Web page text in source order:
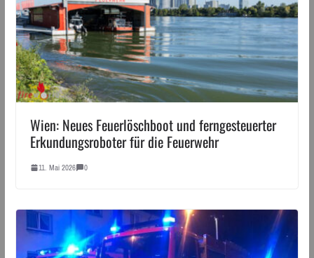
Wien: Neues Feuerlöschboot und ferngesteuerter
Erkundungsroboter für die Feuerwehr
11. Mai 2026 0